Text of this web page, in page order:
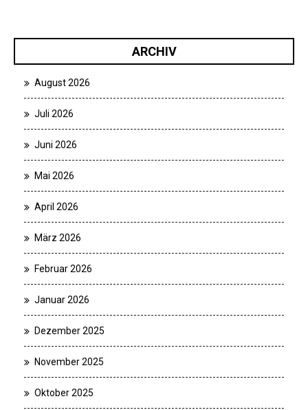
ARCHIV
August 2026
Juli 2026
Juni 2026
Mai 2026
April 2026
März 2026
Februar 2026
Januar 2026
Dezember 2025
November 2025
Oktober 2025